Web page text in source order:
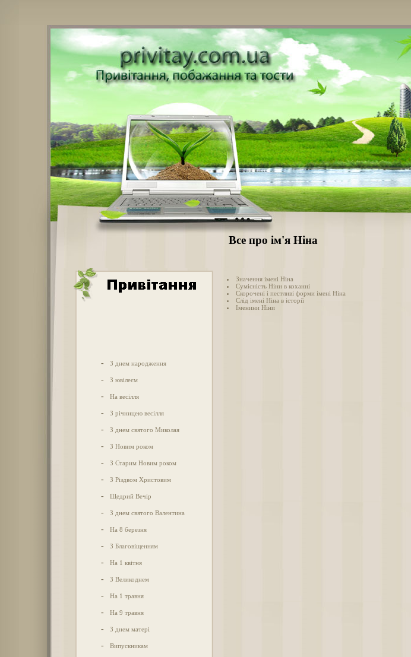
Все про ім'я Ніна
- З днем народження
- З ювілеєм
- На весілля
- З річницею весілля
- З днем святого Миколая
- З Новим роком
- З Старим Новим роком
- З Різдвом Христовим
- Щедрий Вечір
- З днем святого Валентина
- На 8 березня
- З Благовіщенням
- На 1 квітня
- З Великоднем
- На 1 травня
- На 9 травня
- З днем матері
- Випускникам
Значення імені Ніна
Сумісність Ніни в коханні
Скорочені і пестливі форми імені Ніна
Слід імені Ніна в історії
Іменини Ніни